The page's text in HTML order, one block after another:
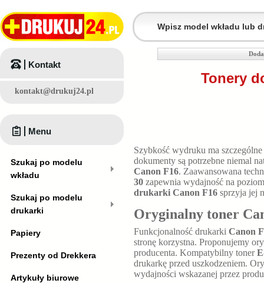
Tonery
Szybkość wydruku ma
dokumenty są potrzebne niemal
Canon F16. Zaawansowana
30 zapewnia wydajność na
drukarki Canon F16 sprzyja jej
Oryginalny toner
Funkcjonalność drukarki Canon
stronę korzystna. Proponujemy
producenta. Kompatybilny toner
drukarkę przed uszkodzeniem.
wydajności wskazanej przez
Kontakt
kontakt@drukuj24.pl
Menu
Szukaj po modelu
wkładu
Szukaj po modelu
drukarki
Papiery
Prezenty od Drekkera
Artykuły biurowe